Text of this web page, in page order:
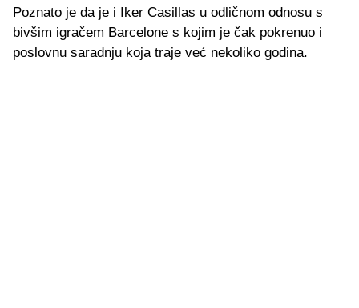
Poznato je da je i Iker Casillas u odličnom odnosu s
bivšim igračem Barcelone s kojim je čak pokrenuo i
poslovnu saradnju koja traje već nekoliko godina.